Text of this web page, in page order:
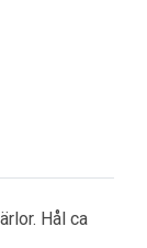
Hål ca